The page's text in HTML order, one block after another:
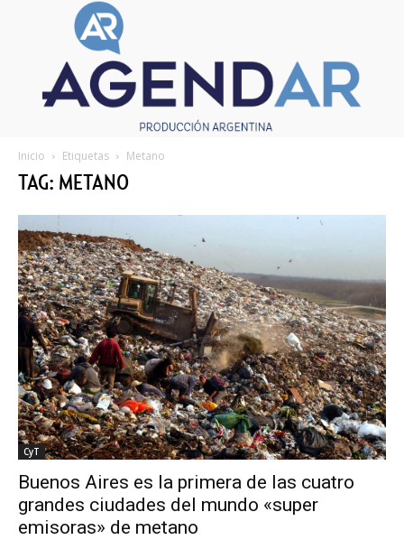
Inicio Etiquetas Metano
TAG: METANO
CyT
Buenos Aires es la primera de las cuatro
grandes ciudades del mundo «super
emisoras» de metano